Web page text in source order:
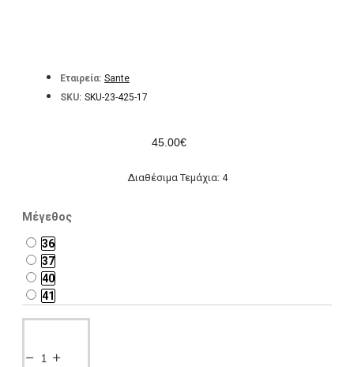
Εταιρεία: Sante
SKU: SKU-23-425-17
45.00€
Διαθέσιμα Τεμάχια: 4
Μέγεθος
36
37
40
41